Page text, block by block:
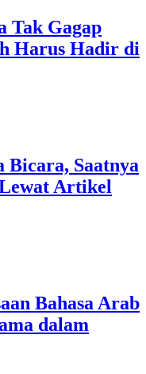
Tak Gagap
Harus Hadir di
Bicara, Saatnya
Artikel
Bahasa Arab
dalam